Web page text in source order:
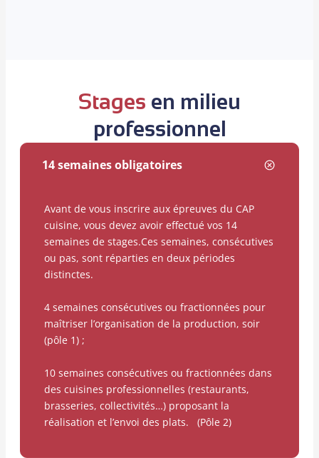
Stages en milieu
professionnel
14 semaines obligatoires
Avant de vous inscrire aux épreuves du CAP
cuisine, vous devez avoir effectué vos 14
semaines de stages.Ces semaines, consécutives
ou pas, sont réparties en deux périodes
distinctes.
4 semaines consécutives ou fractionnées pour
maîtriser l’organisation de la production, soir
(pôle 1) ;
10 semaines consécutives ou fractionnées dans
des cuisines professionnelles (restaurants,
brasseries, collectivités…) proposant la
réalisation et l’envoi des plats. (Pôle 2)